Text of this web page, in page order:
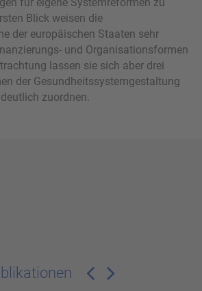
Blick weisen die
der europäischen Staaten sehr
und Organisationsformen
lassen sie sich aber drei
der Gesundheitssystemgestaltung
zuordnen.